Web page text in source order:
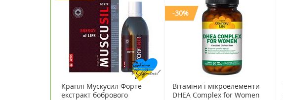
Краплі Мускусил Форте
екстракт бобрового
-30%
Вітаміни і мікроелементи
DHEA Complex for Women